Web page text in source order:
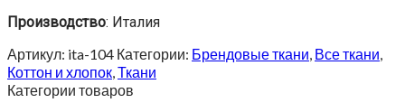
Производство: Италия
Артикул: ita-104 Категории: Брендовые ткани, Все ткани,
Коттон и хлопок,Ткани
Категории товаров